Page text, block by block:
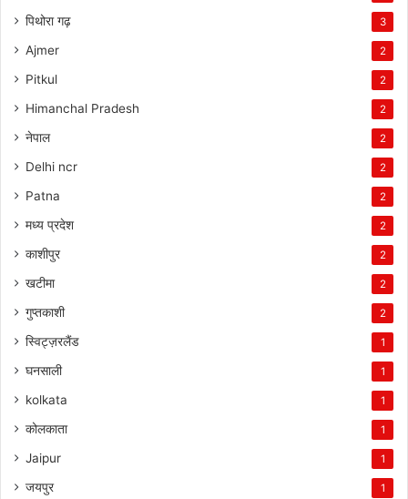
पिथोरा गढ़ 3
Ajmer 2
Pitkul 2
Himanchal Pradesh 2
नेपाल 2
Delhi ncr 2
Patna 2
मध्य प्रदेश 2
काशीपुर 2
खटीमा 2
गुप्तकाशी 2
स्विट्ज़रलैंड 1
घनसाली 1
kolkata 1
कोलकाता 1
Jaipur 1
जयपुर 1